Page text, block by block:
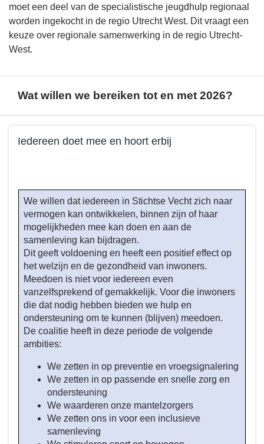
moet een deel van de specialistische jeugdhulp regionaal
worden ingekocht in de regio Utrecht West. Dit vraagt een
keuze over regionale samenwerking in de regio Utrecht-
West.
Wat willen we bereiken tot en met 2026?
Beleid
programma
bereiken
2026?
Iedereen doet mee en hoort erbij
navigatie
Beleid
programma
willen
bereiken
Iedereen
We willen dat iedereen in Stichtse Vecht zich naar
vermogen kan ontwikkelen, binnen zijn of haar
mogelijkheden mee kan doen en aan de
samenleving kan bijdragen.
Dit geeft voldoening en heeft een positief effect op
het welzijn en de gezondheid van inwoners.
Meedoen is niet voor iedereen even
vanzelfsprekend of gemakkelijk. Voor die inwoners
die dat nodig hebben bieden we hulp en
ondersteuning om te kunnen (blijven) meedoen.
De coalitie heeft in deze periode de volgende
ambities:
We zetten in op preventie en vroegsignalering
We zetten in op passende en snelle zorg en
ondersteuning
We waarderen onze mantelzorgers
We zetten ons in voor een inclusieve
samenleving